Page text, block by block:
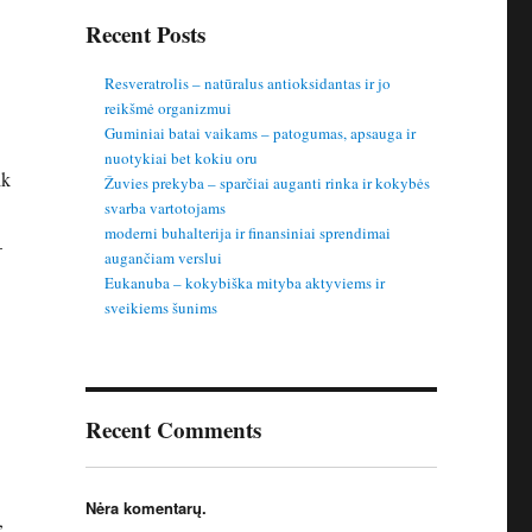
Recent Posts
Resveratrolis – natūralus antioksidantas ir jo
reikšmė organizmui
Guminiai batai vaikams – patogumas, apsauga ir
nuotykiai bet kokiu oru
Žuvies prekyba – sparčiai auganti rinka ir kokybės
svarba vartotojams
moderni buhalterija ir finansiniai sprendimai
augančiam verslui
Eukanuba – kokybiška mityba aktyviems ir
sveikiems šunims
Recent Comments
Nėra komentarų.